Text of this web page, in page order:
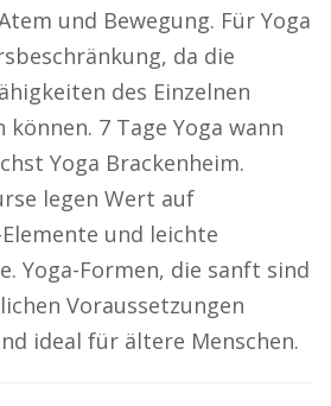
und Bewegung. Für Yoga
da die
des Einzelnen
7 Tage Yoga wann
Yoga Brackenheim.
legen Wert auf
und leichte
Yoga-Formen, die sanft sind
Voraussetzungen
ideal für ältere Menschen.